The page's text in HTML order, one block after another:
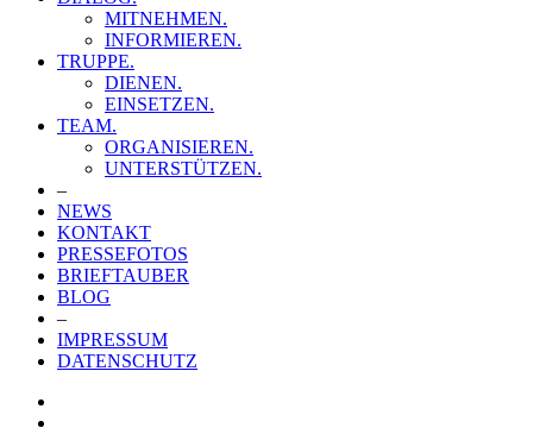
MITNEHMEN.
INFORMIEREN.
TRUPPE.
DIENEN.
EINSETZEN.
TEAM.
ORGANISIEREN.
UNTERSTÜTZEN.
–
NEWS
KONTAKT
PRESSEFOTOS
BRIEFTAUBER
BLOG
–
IMPRESSUM
DATENSCHUTZ